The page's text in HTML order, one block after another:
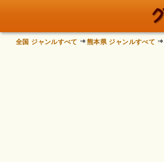
全国 ジャンルすべて 熊本県 ジャンルすべて